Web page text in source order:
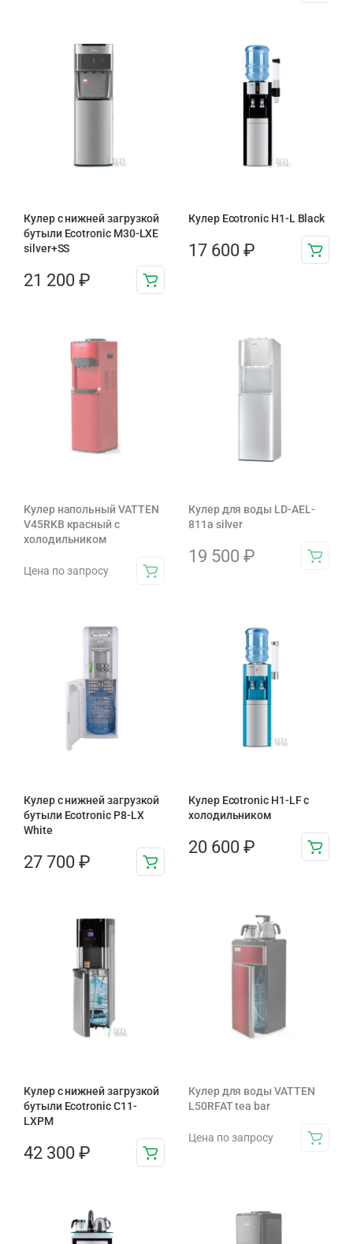
Кулер с нижней загрузкой
бутыли Ecotronic M30-LXE
silver+SS
21 200 ₽
Кулер Ecotronic H1-L Black
17 600 ₽
Кулер напольный VATTEN
V45RKB красный с
холодильником
Цена по запросу
Кулер для воды LD-AEL-
811a silver
19 500 ₽
Кулер с нижней загрузкой
бутыли Ecotronic P8-LX
White
27 700 ₽
Кулер Ecotronic H1-LF с
холодильником
20 600 ₽
Кулер с нижней загрузкой
бутыли Ecotronic C11-
LXPM
42 300 ₽
Кулер для воды VATTEN
L50RFAT tea bar
Цена по запросу